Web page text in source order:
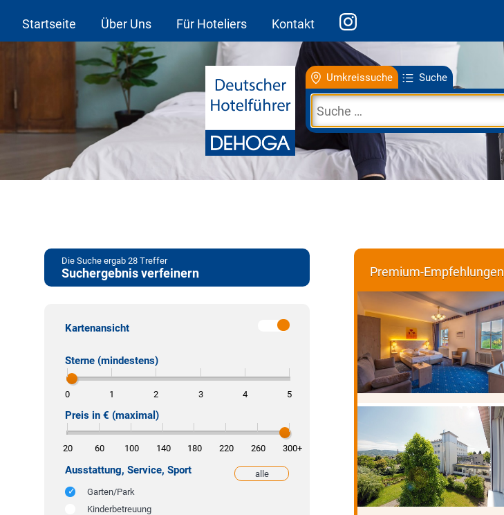
Startseite Über Uns Für Hoteliers Kontakt
Umkreissuche Suche
Premium-Empfehlungen
Die Suche ergab 28 Treffer
Suchergebnis verfeinern
Kartenansicht
Sterne (mindestens)
0 1 2 3 4 5
Preis in € (maximal)
20 60 100 140 180 220 260 300+
alle
Ausstattung, Service, Sport
Garten/Park
Kinderbetreuung